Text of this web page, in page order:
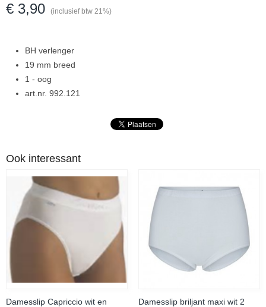
€ 3,90 (inclusief btw 21%)
BH verlenger
19 mm breed
1 - oog
art.nr. 992.121
Ook interessant
Damesslip Capriccio wit en
Damesslip briljant maxi wit 2